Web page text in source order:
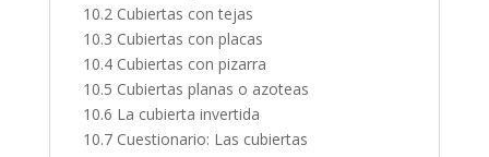
10.2 Cubiertas con tejas
10.3 Cubiertas con placas
10.4 Cubiertas con pizarra
10.5 Cubiertas planas o azoteas
10.6 La cubierta invertida
10.7 Cuestionario: Las cubiertas